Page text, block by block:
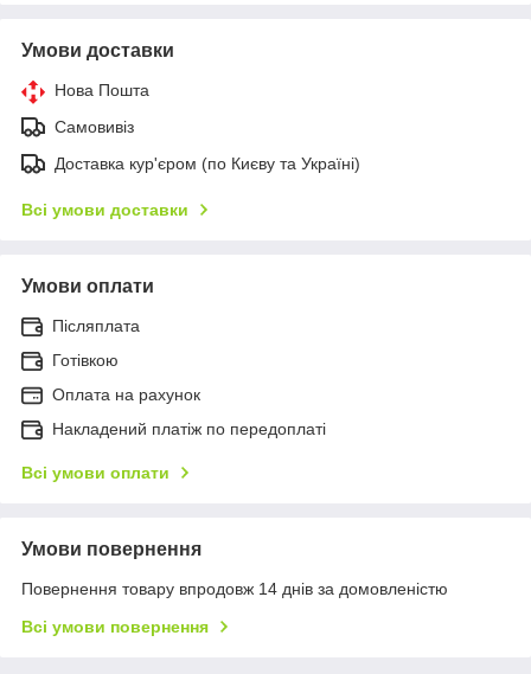
Умови доставки
Нова Пошта
Самовивіз
Доставка кур'єром (по Києву та Україні)
Всі умови доставки
Умови оплати
Післяплата
Готівкою
Оплата на рахунок
Накладений платіж по передоплаті
Всі умови оплати
Умови повернення
Повернення товару впродовж 14 днів за домовленістю
Всі умови повернення